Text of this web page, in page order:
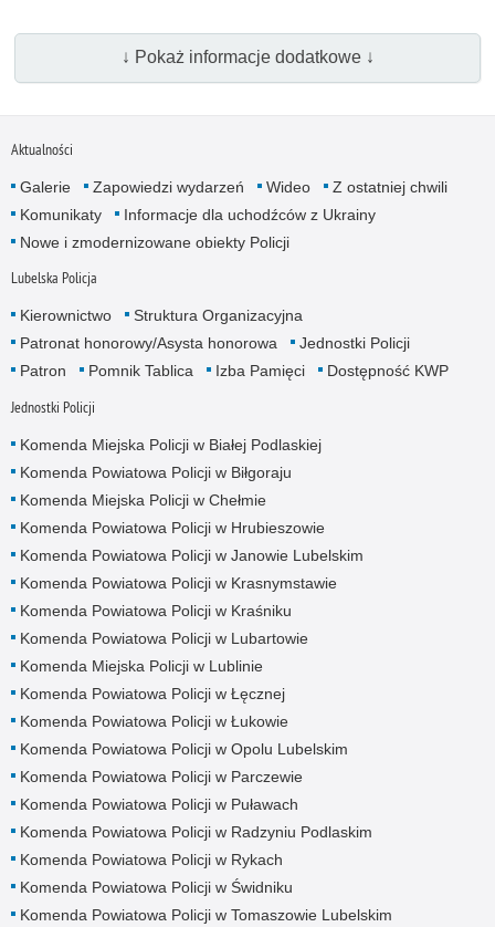
↓ Pokaż informacje dodatkowe ↓
Aktualności
Galerie Zapowiedzi wydarzeń Wideo
Z ostatniej chwili
Komunikaty
Informacje dla uchodźców z Ukrainy
Nowe i zmodernizowane obiekty Policji
Lubelska Policja
Kierownictwo
Struktura Organizacyjna
Patronat honorowy/Asysta honorowa
Jednostki Policji
Patron
Pomnik Tablica Izba Pamięci Dostępność KWP
Jednostki Policji
Komenda Miejska Policji w Białej Podlaskiej
Komenda Powiatowa Policji w Biłgoraju
Komenda Miejska Policji w Chełmie
Komenda Powiatowa Policji w Hrubieszowie
Komenda Powiatowa Policji w Janowie Lubelskim
Komenda Powiatowa Policji w Krasnymstawie
Komenda Powiatowa Policji w Kraśniku
Komenda Powiatowa Policji w Lubartowie
Komenda Miejska Policji w Lublinie
Komenda Powiatowa Policji w Łęcznej
Komenda Powiatowa Policji w Łukowie
Komenda Powiatowa Policji w Opolu Lubelskim
Komenda Powiatowa Policji w Parczewie
Komenda Powiatowa Policji w Puławach
Komenda Powiatowa Policji w Radzyniu Podlaskim
Komenda Powiatowa Policji w Rykach
Komenda Powiatowa Policji w Świdniku
Komenda Powiatowa Policji w Tomaszowie Lubelskim